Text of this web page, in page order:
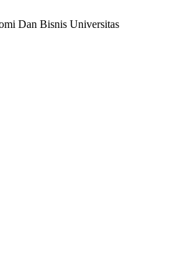
Dan Bisnis Universitas